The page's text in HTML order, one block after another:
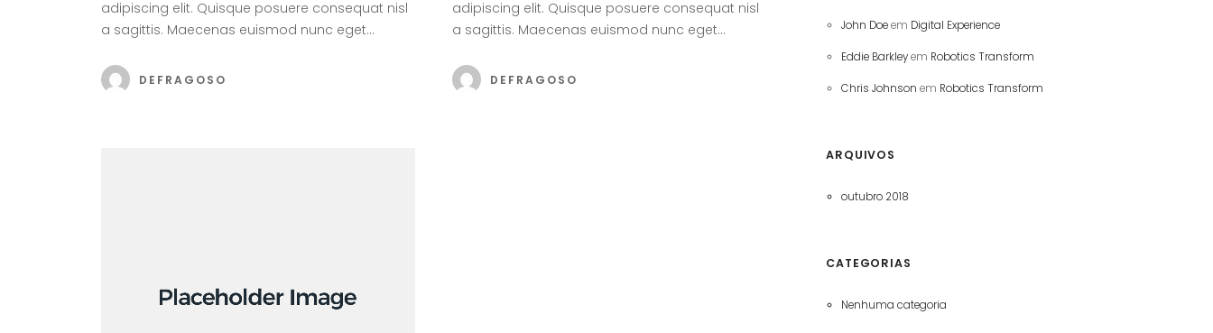
adipiscing elit. Quisque posuere consequat nisl
a sagittis. Maecenas euismod nunc eget…
DEFRAGOSO
adipiscing elit. Quisque posuere consequat nisl
a sagittis. Maecenas euismod nunc eget…
DEFRAGOSO
John Doeem Digital Experience
Eddie Barkleyem Robotics Transform
Chris Johnson em Robotics Transform
ARQUIVOS
outubro 2018
CATEGORIAS
Nenhuma categoria